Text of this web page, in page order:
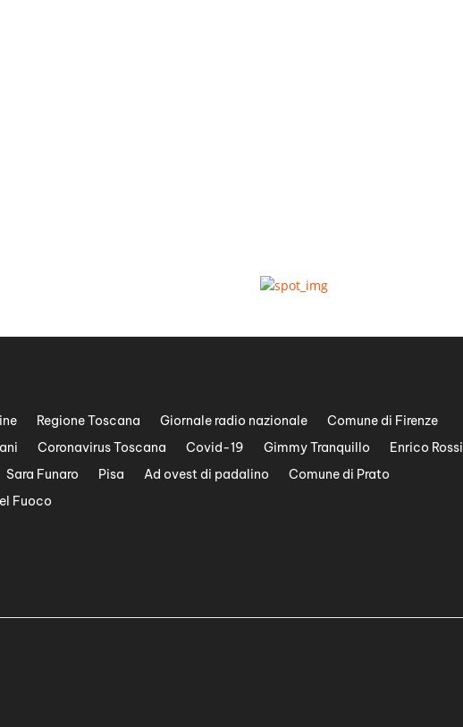
Regione Toscana Giornale radio nazionale
Comune di Firenze
Coronavirus Toscana Covid-19 Gimmy Tranquillo
Enrico Rossi
Sara Funaro Pisa Ad ovest di padalino
Comune di Prato
Fuoco